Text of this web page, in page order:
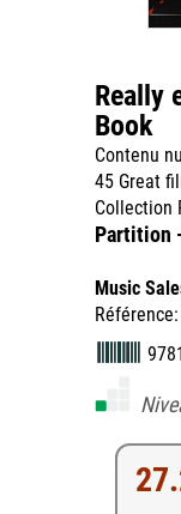
Really
Book
Contenu
45 Great
Collection
Partition
Music